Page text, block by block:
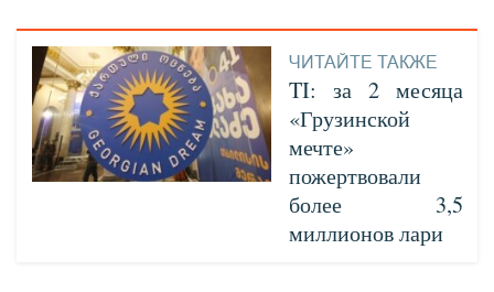
ЧИТАЙТЕ ТАКЖЕ
TI: за 2 месяца
«Грузинской
мечте»
пожертвовали
более 3,5
миллионов лари